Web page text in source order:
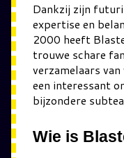
Dankzij zijn
expertise en
2000 heeft
trouwe schare
verzamelaars
een interessant
bijzondere
Wie is